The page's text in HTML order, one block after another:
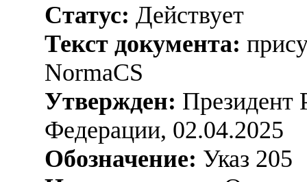
Статус: Действует
Текст документа:
NormaCS
Утвержден: Президент
Федерации, 02.04.2025
Обозначение: Указ 205